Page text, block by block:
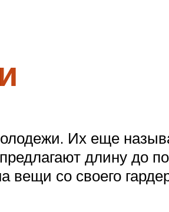
Их еще
длину до
вещи со своего